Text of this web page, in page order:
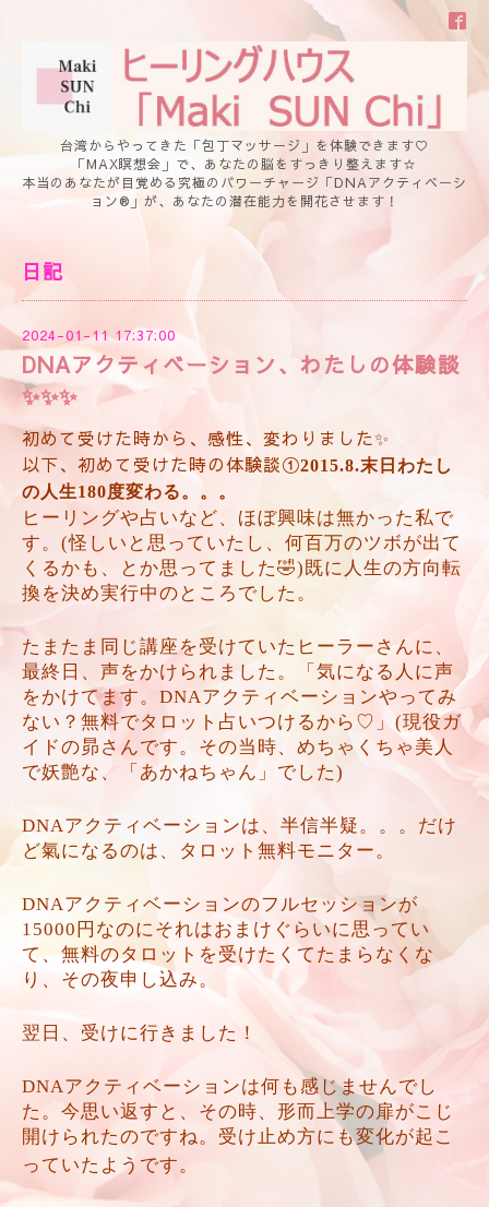
台湾からやってきた「包丁マッサージ」を体験できます♡
「MAX瞑想会」で、あなたの脳をすっきり整えます☆
本当のあなたが目覚める究極のパワーチャージ「DNAアクティベーシ
ョン®」が、あなたの潜在能力を開花させます！
日記
2024-01-11 17:37:00
DNAアクティベーション、わたしの体験談
✨✨✨
初めて受けた時から、感性、変わりました✨
以下、初めて受けた時の体験談①2015.8.末日わたし
の人生180度変わる。。。
ヒーリングや占いなど、ほぼ興味は無かった私で
す。(怪しいと思っていたし、何百万のツボが出て
くるかも、とか思ってました🤣)既に人生の方向転
換を決め実行中のところでした。
たまたま同じ講座を受けていたヒーラーさんに、
最終日、声をかけられました。「気になる人に声
をかけてます。DNAアクティベーションやってみ
ない？無料でタロット占いつけるから♡」(現役ガ
イドの昴さんです。その当時、めちゃくちゃ美人
で妖艶な、「あかねちゃん」でした)
DNAアクティベーションは、半信半疑。。。だけ
ど氣になるのは、タロット無料モニター。
DNAアクティベーションのフルセッションが
15000円なのにそれはおまけぐらいに思ってい
て、無料のタロットを受けたくてたまらなくな
り、その夜申し込み。
翌日、受けに行きました！
DNAアクティベーションは何も感じませんでし
た。今思い返すと、その時、形而上学の扉がこじ
開けられたのですね。受け止め方にも変化が起こ
っていたようです。